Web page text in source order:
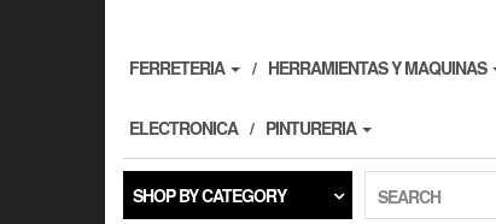
FERRETERIA HERRAMIENTAS Y MAQUINAS
ELECTRONICA PINTURERIA
SHOP BY CATEGORY SEARCH